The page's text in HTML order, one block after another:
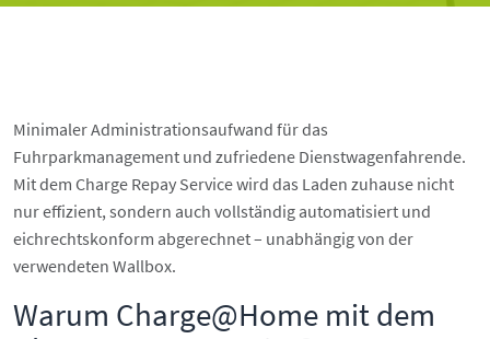
Minimaler Administrationsaufwand für das
Fuhrparkmanagement und zufriedene Dienstwagenfahrende.
Mit dem Charge Repay Service wird das Laden zuhause nicht
nur effizient, sondern auch vollständig automatisiert und
eichrechtskonform abgerechnet – unabhängig von der
verwendeten Wallbox.
Warum Charge@Home mit dem